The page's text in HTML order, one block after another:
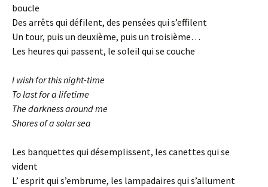
boucle
Des arrêts qui défilent, des pensées qui s’effilent
Un tour, puis un deuxième, puis un troisième…
Les heures qui passent, le soleil qui se couche
I wish for this night-time
To last for a lifetime
The darkness around me
Shores of a solar sea
Les banquettes qui désemplissent, les canettes qui se
vident
L’ esprit qui s’embrume, les lampadaires qui s’allument